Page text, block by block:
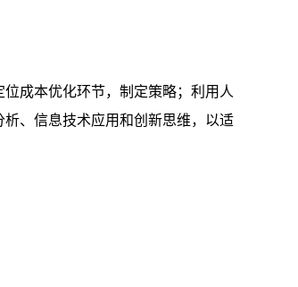
成本优化环节，制定策略；利用人
、信息技术应用和创新思维，以适